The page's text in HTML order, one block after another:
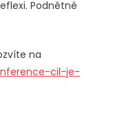
Podnětné
na
cil-je-